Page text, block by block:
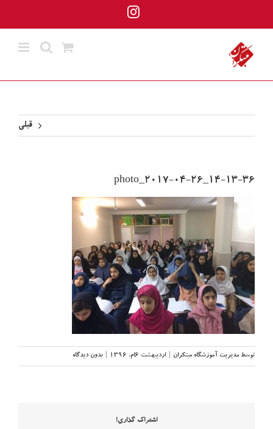
Instagram
قبلی
photo_2017-04-26_14-13-36
توسط مدیریت آموزشگاه مبتکران اردیبهشت ۶ام, ۱۳۹۶ بدون دیدگاه
اشتراک گذاری!